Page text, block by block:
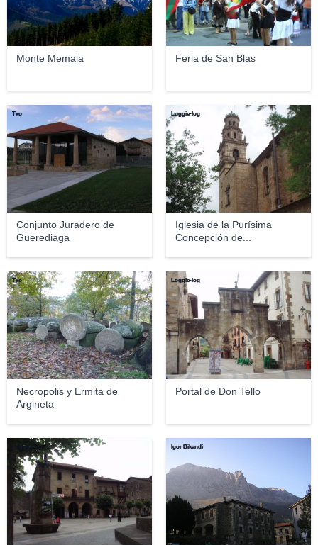
Monte Memaia Feria de San Blas
Conjunto Juradero de
Guerediaga
Txo
Iglesia de la Purísima
Concepción de...
Loggie-log
Necropolis y Ermita de
Argineta
Txo
Portal de Don Tello
Loggie-log
Loggie-log Igor Bikandi